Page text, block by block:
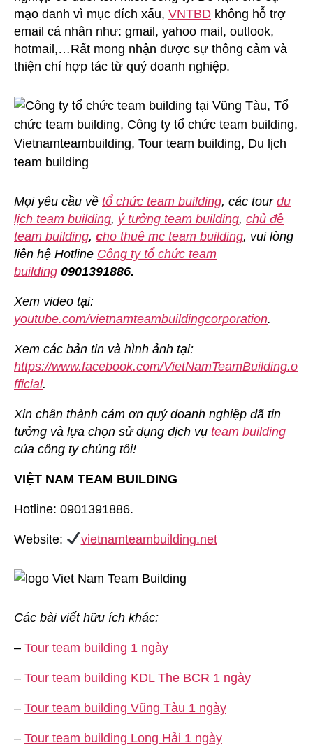
mạo danh vì mục đích xấu, VNTBD không hỗ trợ
email cá nhân như: gmail, yahoo mail, outlook,
hotmail,…Rất mong nhận được sự thông cảm và
thiện chí hợp tác từ quý doanh nghiệp.
Mọi yêu cầu về tổ chức team building, các tour du
lịch team building, ý tưởng team building, chủ đề
team building, cho thuê mc team building, vui lòng
liên hệ Hotline Công ty tổ chức team
building 0901391886.
Xem video tại:
youtube.com/vietnamteambuildingcorporation.
Xem các bản tin và hình ảnh tại:
https://www.facebook.com/VietNamTeamBuilding.o
fficial.
Xin chân thành cảm ơn quý doanh nghiệp đã tin
tưởng và lựa chọn sử dụng dịch vụ team building
của công ty chúng tôi!
VIỆT NAM TEAM BUILDING
Hotline: 0901391886.
Website: vietnamteambuilding.net
Các bài viết hữu ích khác:
– Tour team building 1 ngày
– Tour team building KDL The BCR 1 ngày
– Tour team building Vũng Tàu 1 ngày
– Tour team building Long Hải 1 ngày